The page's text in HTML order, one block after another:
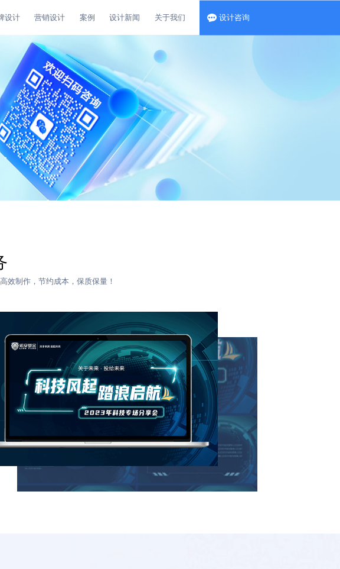
设计 营销设计 案例 设计新闻 关于我们 设计咨询
效制作，节约成本，保质保量！